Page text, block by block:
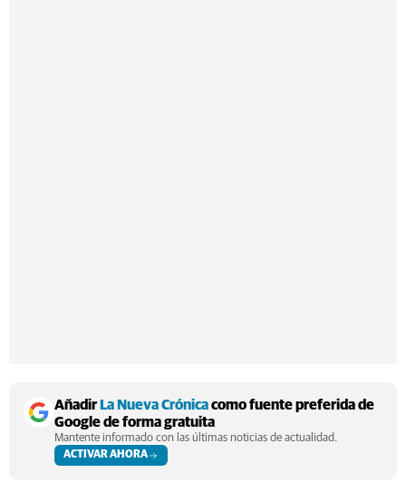
Añadir La Nueva Crónicacomo fuente preferida de
Google de forma gratuita
Mantente informado con las últimas noticias de actualidad.
ACTIVAR AHORA